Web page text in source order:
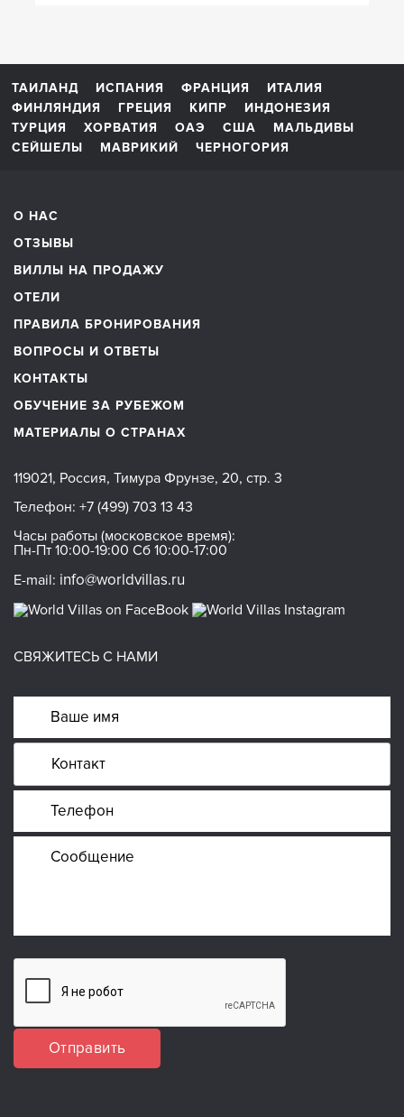
ТАИЛАНД ИСПАНИЯ ФРАНЦИЯ
ИТАЛИЯ
ФИНЛЯНДИЯ
ГРЕЦИЯ КИПР
ИНДОНЕЗИЯ
ТУРЦИЯ
ХОРВАТИЯ ОАЭ США
МАЛЬДИВЫ
СЕЙШЕЛЫ
МАВРИКИЙ ЧЕРНОГОРИЯ
О НАС
ОТЗЫВЫ
ВИЛЛЫ НА ПРОДАЖУ
ОТЕЛИ
ПРАВИЛА БРОНИРОВАНИЯ
ВОПРОСЫ И ОТВЕТЫ
КОНТАКТЫ
ОБУЧЕНИЕ ЗА РУБЕЖОМ
МАТЕРИАЛЫ О СТРАНАХ
119021, Россия, Тимура Фрунзе, 20, стр. 3
Телефон: +7 (499) 703 13 43
Часы работы (московское время):
Пн-Пт 10:00-19:00 Сб 10:00-17:00
E-mail: info@worldvillas.ru
СВЯЖИТЕСЬ С НАМИ
Отправить